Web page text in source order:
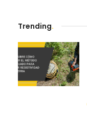
Trending.